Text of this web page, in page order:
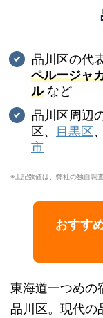
品川区の代
ペルージャ
ルなど
品川区周辺
区、 目黒区、
市
※上記数値は、弊社の独自調
おすす
東海道一つめの
品川区。現代の